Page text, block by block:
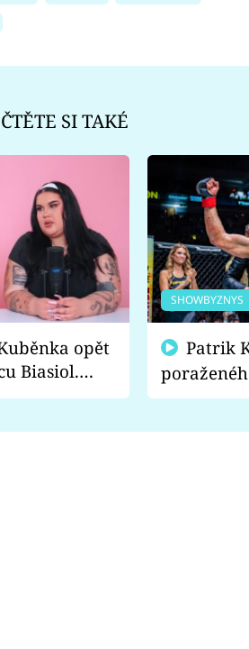
SI TAKÉ
opět
Biasiol.
falešná a
SHOWBYZNYS
fanoušci